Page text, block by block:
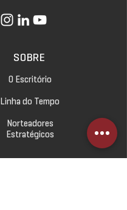
SOBRE
O Escritório
Linha do Tempo
Norteadores
Estratégicos